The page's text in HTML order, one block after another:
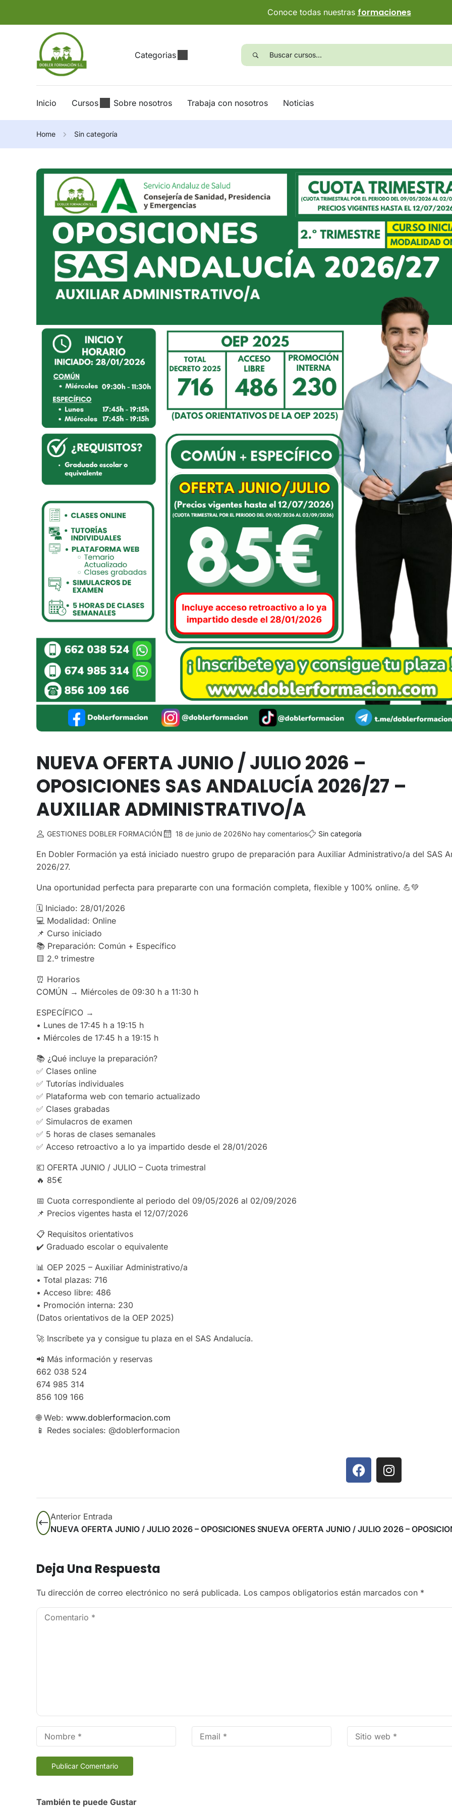
Conoce todas nuestras formaciones
Categorias
Inicio Cursos Sobre nosotros Trabaja con nosotros Noticias
Home Sin categoría
NUEVA OFERTA JUNIO / JULIO 2026 –
OPOSICIONES SAS ANDALUCÍA 2026/27 –
AUXILIAR ADMINISTRATIVO/A
GESTIONES DOBLER FORMACIÓN 18 de junio de 2026No hay comentarios Sin categoría
En Dobler Formación ya está iniciado nuestro grupo de preparación para Auxiliar Administrativo/a del SAS
2026/27.
Una oportunidad perfecta para prepararte con una formación completa, flexible y 100% online. 💪💚
🗓 Iniciado: 28/01/2026
💻 Modalidad: Online
📌 Curso iniciado
📚 Preparación: Común + Específico
🟨 2.º trimestre
⏰ Horarios
COMÚN → Miércoles de 09:30 h a 11:30 h
ESPECÍFICO →
• Lunes de 17:45 h a 19:15 h
• Miércoles de 17:45 h a 19:15 h
📚 ¿Qué incluye la preparación?
✅ Clases online
✅ Tutorías individuales
✅ Plataforma web con temario actualizado
✅ Clases grabadas
✅ Simulacros de examen
✅ 5 horas de clases semanales
✅ Acceso retroactivo a lo ya impartido desde el 28/01/2026
💶 OFERTA JUNIO / JULIO – Cuota trimestral
🔥 85€
📅 Cuota correspondiente al periodo del 09/05/2026 al 02/09/2026
📌 Precios vigentes hasta el 12/07/2026
📋 Requisitos orientativos
✔️ Graduado escolar o equivalente
📊 OEP 2025 – Auxiliar Administrativo/a
• Total plazas: 716
• Acceso libre: 486
• Promoción interna: 230
(Datos orientativos de la OEP 2025)
🚀 Inscríbete ya y consigue tu plaza en el SAS Andalucía.
📲 Más información y reservas
662 038 524
674 985 314
856 109 166
🌐 Web: www.doblerformacion.com
📱 Redes sociales: @doblerformacion
Anterior Entrada
NUEVA OFERTA JUNIO / JULIO 2026 – OPOSICIONES SAS ANDALUCÍA 2026/27 – CELADOR/A
NUEVA OFERTA JUNIO / JULIO 2026 –
Deja Una Respuesta
Tu dirección de correo electrónico no será publicada. Los campos obligatorios están marcados con *
También te puede Gustar